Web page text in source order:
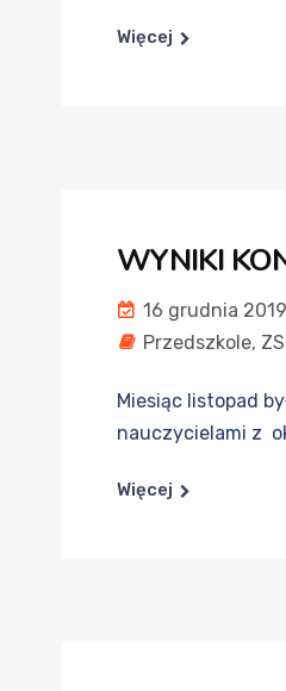
Więcej
WYNIKI
16 grudnia 2019
Przedszkole,
Miesiąc listopad
nauczycielami z
Więcej